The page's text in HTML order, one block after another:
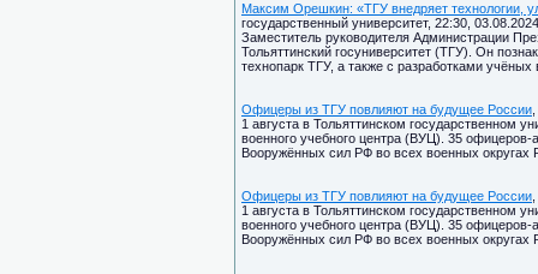
Максим Орешкин: «ТГУ внедряет технологии,
государственный университет, 22:30, 03.08.2024
Заместитель руководителя Администрации
Тольяттинский госуниверситет (ТГУ). Он
технопарк ТГУ, а также с разработками
Офицеры из ТГУ повлияют на будущее России
1 августа в Тольяттинском государственном
военного учебного центра (ВУЦ). 35 офицеров-
Вооружённых сил РФ во всех военных округах
Офицеры из ТГУ повлияют на будущее России
1 августа в Тольяттинском государственном
военного учебного центра (ВУЦ). 35 офицеров-
Вооружённых сил РФ во всех военных округах